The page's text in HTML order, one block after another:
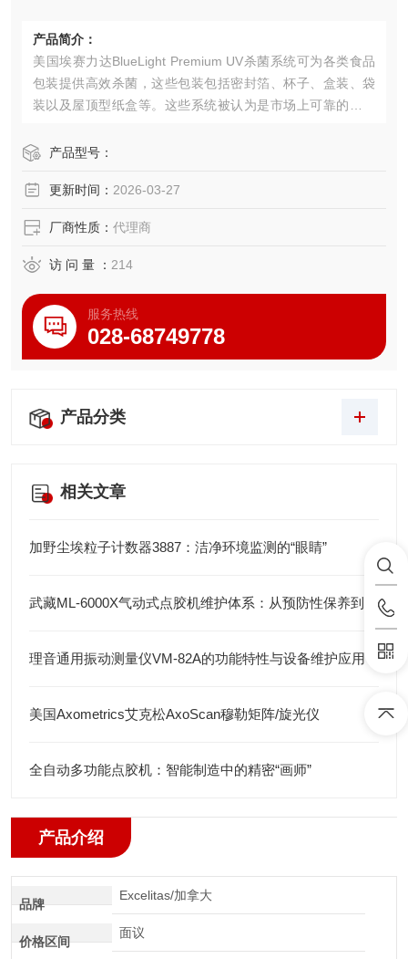
产品简介：
美国埃赛力达BlueLight Premium UV杀菌系统可为各类食品
包装提供高效杀菌，这些包装包括密封箔、杯子、盒装、袋
装以及屋顶型纸盒等。这些系统被认为是市场上可靠的低压
赖。产品型号：
更新时间： 2026-03-27
厂商性质： 代理商
访 问 量 ： 214
服务热线
028-68749778
产品分类
相关文章
加野尘埃粒子计数器3887：洁净环境监测的“眼睛”
理音通用振动测量仪VM-82A的功能特性与设备维护应用
美国Axometrics艾克松AxoScan穆勒矩阵/旋光仪
全自动多功能点胶机：智能制造中的精密“画师”
产品介绍
品牌
Excelitas/加拿大
价格区间
面议